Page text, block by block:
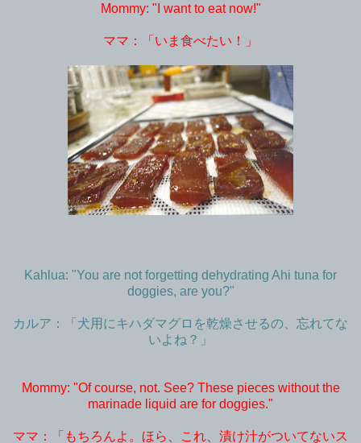
Mommy: "I want to eat now!"
ママ：「いま食べたい！」
Kahlua: "You are not forgetting dehydrating Ahi tuna for
doggies, are you?"
カルア：「犬用にキハダマグロを乾燥させるの、忘れてな
いよね？」
Mommy: "Of course, not. See? These pieces without the
marinade liquid are for doggies."
ママ：「もちろんよ。ほら、これ、漬け汁がついてないス